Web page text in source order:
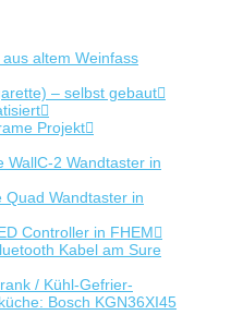
altem Weinfass
– selbst gebaut
Projekt
WallC-2 Wandtaster in
Quad Wandtaster in
Controller in FHEM
Kabel am Sure
/ Kühl-Gefrier-
Bosch KGN36XI45